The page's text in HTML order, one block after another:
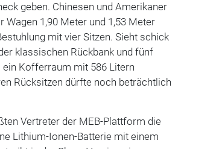
geben. Chinesen und Amerikaner
1,90 Meter und 1,53 Meter
mit vier Sitzen. Sieht schick
klassischen Rückbank und fünf
Kofferraum mit 586 Litern
Rücksitzen dürfte noch beträchtlich
Vertreter der MEB-Plattform die
Lithium-Ionen-Batterie mit einem